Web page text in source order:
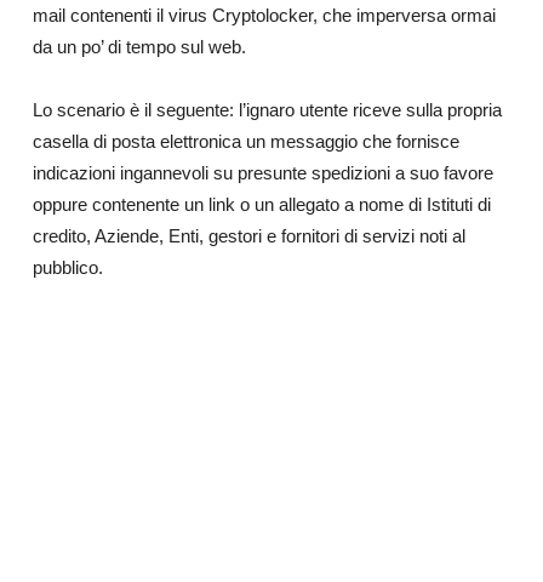
mail contenenti il virus Cryptolocker, che imperversa ormai
da un po’ di tempo sul web.
Lo scenario è il seguente: l’ignaro utente riceve sulla propria
casella di posta elettronica un messaggio che fornisce
indicazioni ingannevoli su presunte spedizioni a suo favore
oppure contenente un link o un allegato a nome di Istituti di
credito, Aziende, Enti, gestori e fornitori di servizi noti al
pubblico.